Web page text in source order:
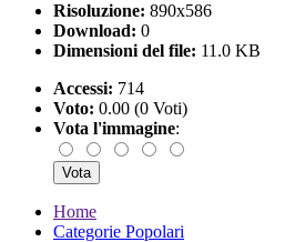
Risoluzione: 890x586
Download: 0
Dimensioni del file: 11.0 KB
Accessi: 714
Voto: 0.00 (0 Voti)
Vota l'immagine:
Home
Categorie Popolari